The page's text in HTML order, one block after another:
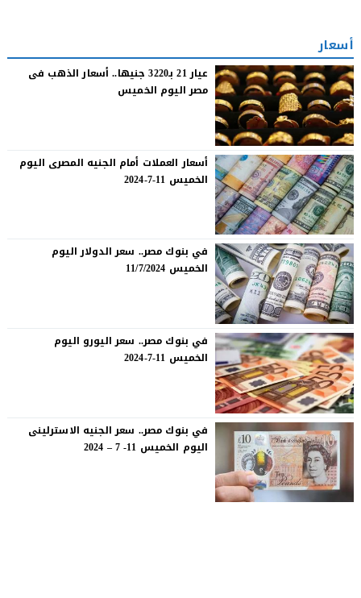
أسعار
عيار 21 بـ3220 جنيها.. أسعار الذهب فى
مصر اليوم الخميس
أسعار العملات أمام الجنيه المصرى اليوم
الخميس 11-7-2024
في بنوك مصر.. سعر الدولار اليوم
الخميس 11/7/2024
في بنوك مصر.. سعر اليورو اليوم
الخميس 11-7-2024
في بنوك مصر.. سعر الجنيه الاسترلينى
اليوم الخميس 11- 7 – 2024